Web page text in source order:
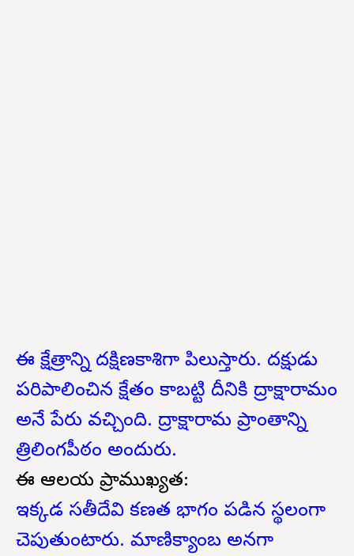
ఈ క్షేత్రాన్ని దక్షిణకాశిగా పిలుస్తారు. దక్షుడు
పరిపాలించిన క్షేతం కాబట్టి దీనికి ద్రాక్షారామం
అనే పేరు వచ్చింది. ద్రాక్షారామ ప్రాంతాన్ని
త్రిలింగపీఠం అందురు.
ఈ ఆలయ ప్రాముఖ్యత:
ఇక్కడ సతీదేవి కణత భాగం పడిన స్థలంగా
చెపుతుంటారు. మాణిక్యాంబ అనగా